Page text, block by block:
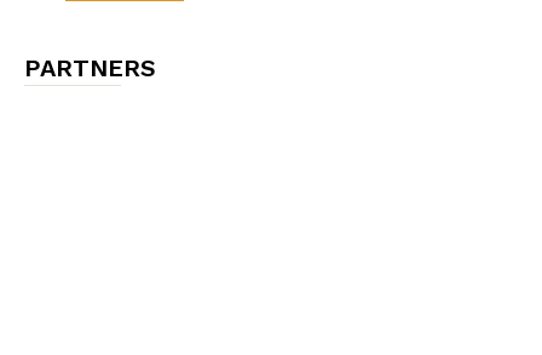
PARTNERS